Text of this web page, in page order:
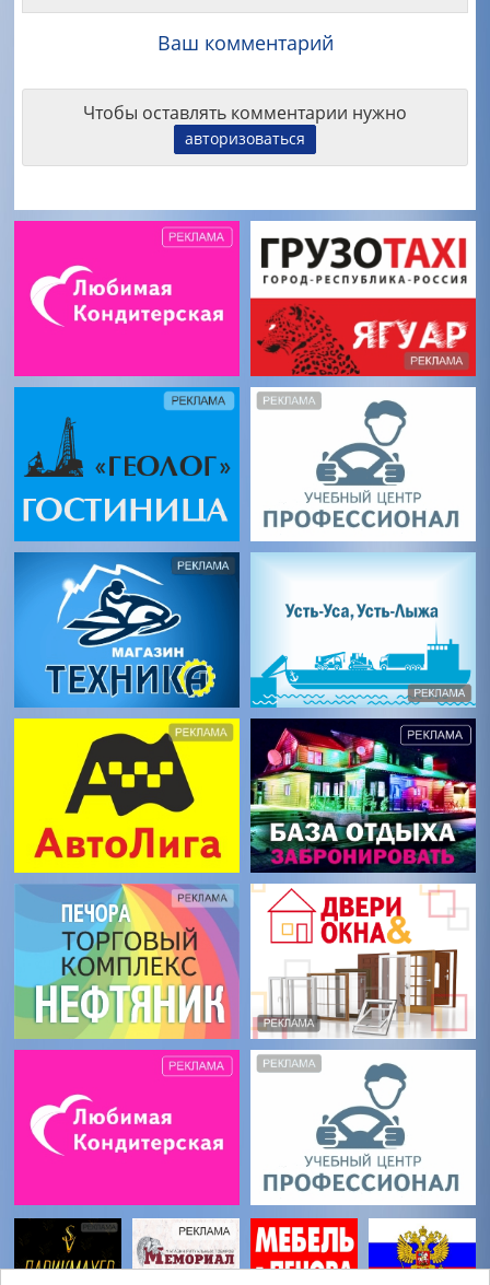
Ваш комментарий
Чтобы оставлять комментарии нужно
авторизоваться